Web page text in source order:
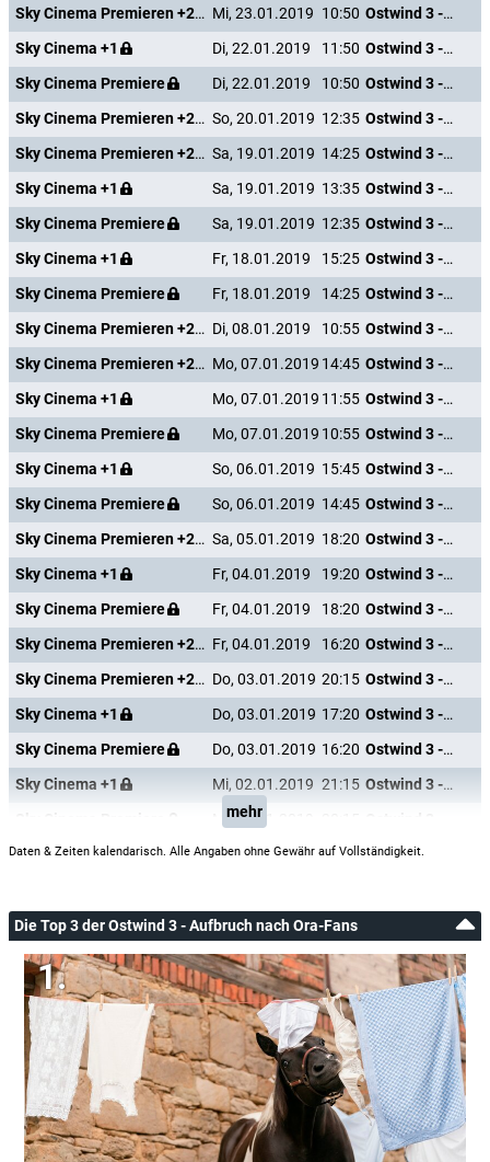
Sky Cinema Premieren +24 Mi, 23.01.2019 10:50
Ostwind 3 - Aufbruch nach Ora
Sky Cinema +1
Di, 22.01.2019 11:50
Ostwind 3 - Aufbruch nach Ora
Sky Cinema Premiere
Di, 22.01.2019 10:50
Ostwind 3 - Aufbruch nach Ora
Sky Cinema Premieren +24 So, 20.01.2019 12:35
Ostwind 3 - Aufbruch nach Ora
Sky Cinema Premieren +24 Sa, 19.01.2019 14:25
Ostwind 3 - Aufbruch nach Ora
Sky Cinema +1
Sa, 19.01.2019 13:35
Ostwind 3 - Aufbruch nach Ora
Sky Cinema Premiere
Sa, 19.01.2019 12:35
Ostwind 3 - Aufbruch nach Ora
Sky Cinema +1
Fr, 18.01.2019 15:25
Ostwind 3 - Aufbruch nach Ora
Sky Cinema Premiere
Fr, 18.01.2019 14:25
Ostwind 3 - Aufbruch nach Ora
Sky Cinema Premieren +24 Di, 08.01.2019 10:55
Ostwind 3 - Aufbruch nach Ora
Sky Cinema Premieren +24 Mo, 07.01.2019 14:45
Ostwind 3 - Aufbruch nach Ora
Sky Cinema +1
Mo, 07.01.2019 11:55
Ostwind 3 - Aufbruch nach Ora
Sky Cinema Premiere
Mo, 07.01.2019 10:55
Ostwind 3 - Aufbruch nach Ora
Sky Cinema +1
So, 06.01.2019 15:45
Ostwind 3 - Aufbruch nach Ora
Sky Cinema Premiere
So, 06.01.2019 14:45
Ostwind 3 - Aufbruch nach Ora
Sky Cinema Premieren +24 Sa, 05.01.2019 18:20
Ostwind 3 - Aufbruch nach Ora
Sky Cinema +1
Fr, 04.01.2019 19:20
Ostwind 3 - Aufbruch nach Ora
Sky Cinema Premiere
Fr, 04.01.2019 18:20
Ostwind 3 - Aufbruch nach Ora
Sky Cinema Premieren +24 Fr, 04.01.2019 16:20
Ostwind 3 - Aufbruch nach Ora
Sky Cinema Premieren +24 Do, 03.01.2019 20:15
Ostwind 3 - Aufbruch nach Ora
Sky Cinema +1
Do, 03.01.2019 17:20
Ostwind 3 - Aufbruch nach Ora
Sky Cinema Premiere
Do, 03.01.2019 16:20
Ostwind 3 - Aufbruch nach Ora
Sky Cinema +1
Mi, 02.01.2019 21:15
Ostwind 3 - Aufbruch nach Ora
Mi, 02.01.2019
mehr
Daten & Zeiten kalendarisch. Alle Angaben ohne Gewähr auf Vollständigkeit.
Die Top 3 der Ostwind 3 - Aufbruch nach Ora-Fans